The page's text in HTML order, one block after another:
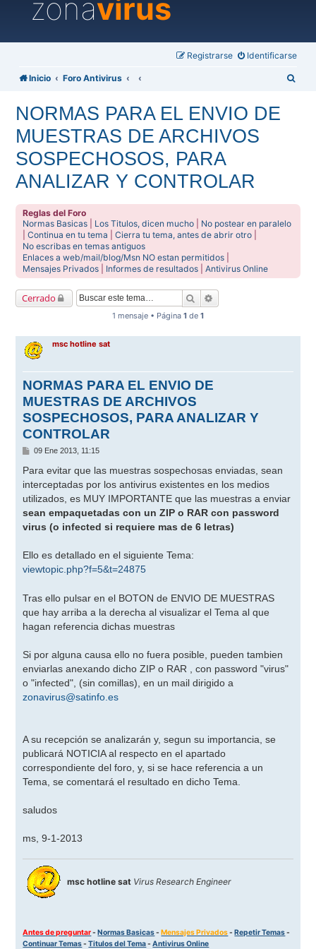
zonavirus
Identificarse
Registrarse
Inicio Foro Antivirus
NORMAS PARA EL ENVIO DE
MUESTRAS DE ARCHIVOS
SOSPECHOSOS, PARA
ANALIZAR Y CONTROLAR
Reglas del Foro
Normas Basicas
Los Titulos, dicen mucho
No postear en paralelo
|Continua en tu tema |Cierra tu tema, antes de abrir otro
No escribas en temas antiguos
Enlaces a web/mail/blog/Msn NO estan permitidos
Mensajes Privados
Informes de resultados |Antivirus Online
Cerrado Buscar
1 mensaje • Página 1 de 1
msc hotline sat
NORMAS PARA EL ENVIO DE
MUESTRAS DE ARCHIVOS
SOSPECHOSOS, PARA ANALIZAR Y
CONTROLAR
M
n
a
j
e
09 Ene 2013, 11:15
Para evitar que las muestras sospechosas enviadas, sean
interceptadas por los antivirus existentes en los medios
utilizados, es MUY IMPORTANTE que las muestras a enviar
sean empaquetadas con un ZIP o RAR con password
virus (o infected si requiere mas de 6 letras)
Ello es detallado en el siguiente Tema:
viewtopic.php?f=5&t=24875
Tras ello pulsar en el BOTON de ENVIO DE MUESTRAS
que hay arriba a la derecha al visualizar el Tema al que
hagan referencia dichas muestras
Si por alguna causa ello no fuera posible, pueden tambien
enviarlas anexando dicho ZIP o RAR , con password "virus"
o "infected", (sin comillas), en un mail dirigido a
zonavirus@satinfo.es
A su recepción se analizarán y, segun su importancia, se
publicará NOTICIA al respecto en el apartado
correspondiente del foro, y, si se hace referencia a un
Tema, se comentará el resultado en dicho Tema.
saludos
ms, 9-1-2013
msc hotline sat Virus Research Engineer
Antes de preguntar-Normas Basicas-Mensajes Privados-Repetir Temas-
Continuar Temas-Titulos del Tema-Antivirus Online